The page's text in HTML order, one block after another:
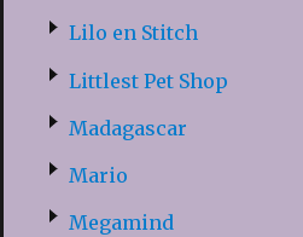
Lilo en Stitch
Littlest Pet Shop
Madagascar
Mario
Megamind